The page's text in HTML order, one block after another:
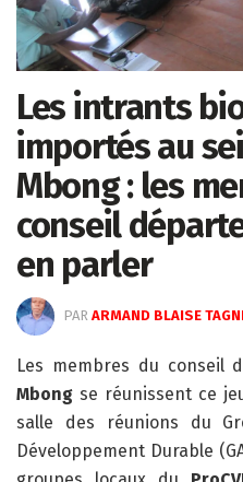
Les intrants
importés au
Mbong : les
conseil
en parler
PAR ARMAND BLAISE
Les membres du conseil
Mbong se réunissent ce
salle des réunions du
Développement Durable